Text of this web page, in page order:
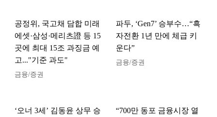
공정위, 국고채 담합 미래
에셋·삼성·메리츠證 등 15
곳에 최대 15조 과징금 예
고..."기준 과도"
금융/증권
파두, ‘Gen7’ 승부수…“흑
자전환 1년 만에 체급 키
운다”
금융/증권
‘오너 3세’ 김동윤 상무 승
“700만 동포 금융시장 열